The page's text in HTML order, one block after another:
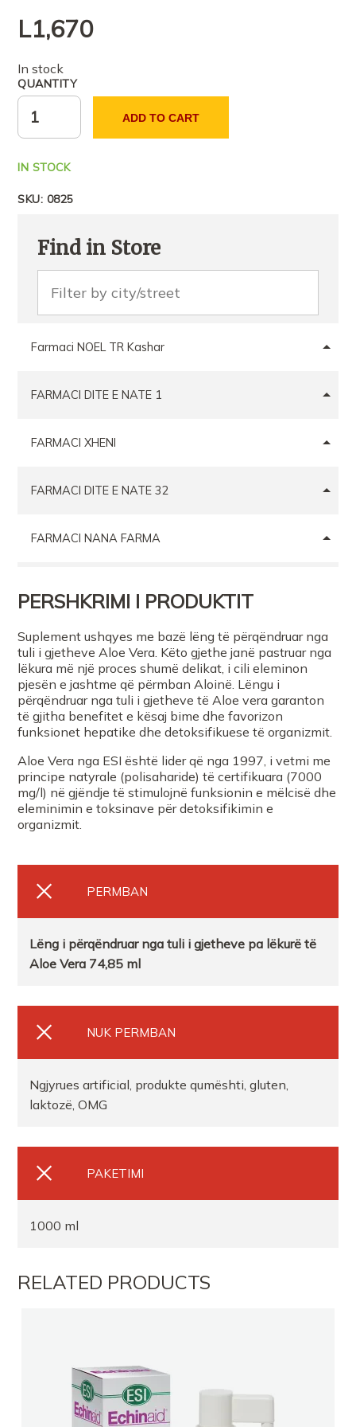
L1,670
In stock
QUANTITY
ADD TO CART
IN STOCK
SKU: 0825
Find in Store
Farmaci NOEL TR Kashar
FARMACI DITE E NATE 1
FARMACI XHENI
FARMACI DITE E NATE 32
FARMACI NANA FARMA
FARMACI GOLDFARMACI
Farmaci Dite E Nate 306
FARMACI REARM
FARMACI EREN TIRANE
FARMACI NEO TIRANE
FARMACI Luljeta Beu LekaKavaje
FARMACI FARMATECH
Farmaci Sidi 2
FARMACI FARMACITYFISHTA 1
FARMACI AL PHARMA
PERSHKRIMI I PRODUKTIT
Suplement ushqyes me bazë lëng të përqëndruar nga
tuli i gjetheve Aloe Vera. Këto gjethe janë pastruar nga
lëkura më një proces shumë delikat, i cili eleminon
pjesën e jashtme që përmban Aloinë. Lëngu i
përqëndruar nga tuli i gjetheve të Aloe vera garanton
të gjitha benefitet e kësaj bime dhe favorizon
funksionet hepatike dhe detoksifikuese të organizmit.
Aloe Vera nga ESI është lider që nga 1997, i vetmi me
principe natyrale (polisaharide) të certifikuara (7000
mg/l) në gjëndje të stimulojnë funksionin e mëlcisë dhe
eleminimin e toksinave për detoksifikimin e
organizmit.
PERMBAN
Lëng i përqëndruar nga tuli i gjetheve pa lëkurë të
Aloe Vera 74,85 ml
NUK PERMBAN
Ngjyrues artificial, produkte qumështi, gluten,
laktozë, OMG
PAKETIMI
1000 ml
RELATED PRODUCTS